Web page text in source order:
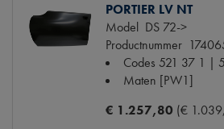
PORTIER LV NT
Model DS 72->
Productnummer
Codes 521 37 1 |
Maten [PW1]
€ 1.257,80 (€